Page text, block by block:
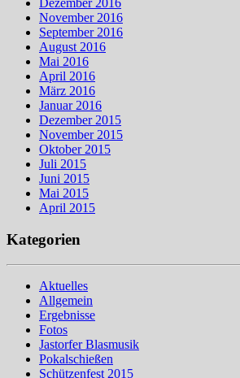
Dezember 2016
November 2016
September 2016
August 2016
Mai 2016
April 2016
März 2016
Januar 2016
Dezember 2015
November 2015
Oktober 2015
Juli 2015
Juni 2015
Mai 2015
April 2015
Kategorien
Aktuelles
Allgemein
Ergebnisse
Fotos
Jastorfer Blasmusik
Pokalschießen
Schützenfest 2015